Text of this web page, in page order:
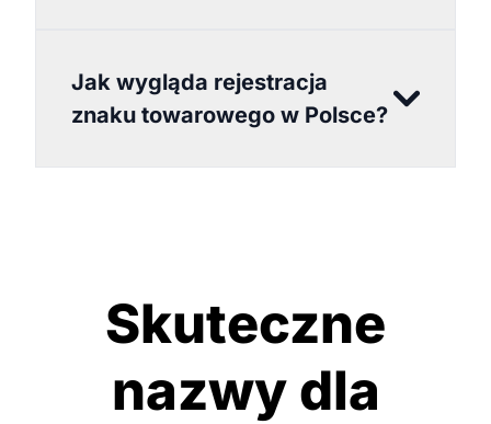
Jak wygląda rejestracja
znaku towarowego w Polsce?
Skuteczne
nazwy dla